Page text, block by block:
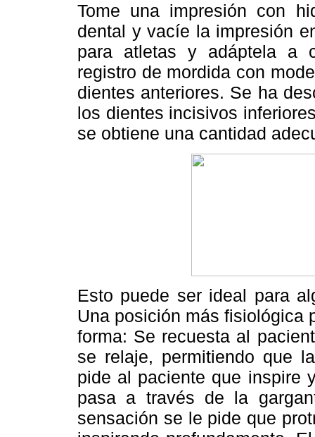
Tome una impresión con
dental y vacíe la impresión
para atletas y adáptela a
registro de mordida con
dientes anteriores. Se ha
los dientes incisivos
se obtiene una cantidad
Esto puede ser ideal para
Una posición más fisiológica
forma: Se recuesta al
se relaje, permitiendo que
pide al paciente que inspire
pasa a través de la
sensación se le pide que